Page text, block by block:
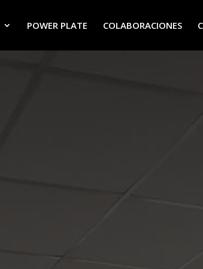
POWER PLATE COLABORACIONES